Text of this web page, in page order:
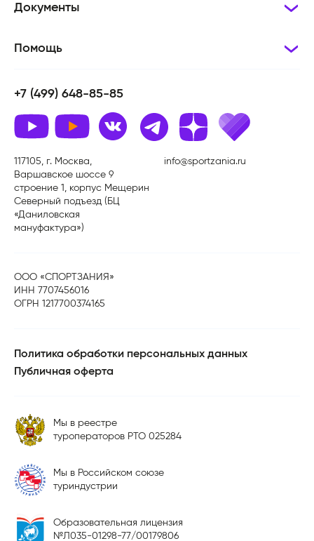
Документы
Помощь
+7 (499) 648-85-85
117105, г. Москва,
Варшавское шоссе 9
строение 1, корпус Мещерин
Северный подъезд (БЦ
«Даниловская
мануфактура»)
info@sportzania.ru
ООО «СПОРТЗАНИЯ»
ИНН 7707456016
ОГРН 1217700374165
Политика обработки персональных данных
Публичная оферта
Мы в реестре
туроператоров РТО 025284
Мы в Российском союзе
туриндустрии
Образовательная лицензия
№Л035-01298-77/00179806